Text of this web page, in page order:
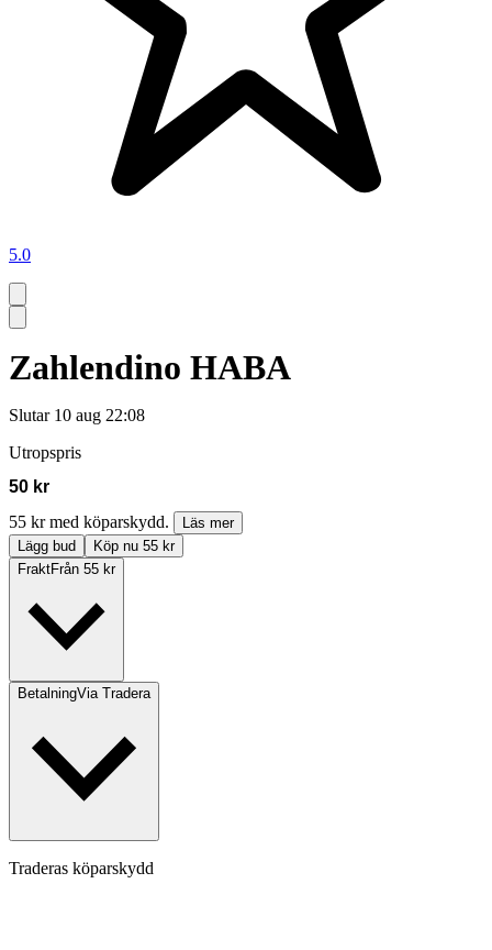
5.0
Zahlendino HABA
Slutar 10 aug 22:08
Utropspris
50 kr
55 kr med köparskydd.
Läs mer
Lägg bud
Köp nu 55 kr
FraktFrån 55 kr
BetalningVia Tradera
Traderas köparskydd